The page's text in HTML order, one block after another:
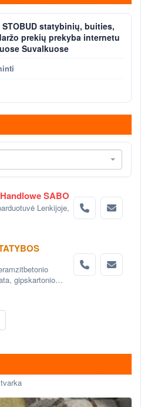
STOBUD statybinių, buities,
prekių prekyba internetu
Suvalkuose
SABO
Lenkijoje,
gipskartonio